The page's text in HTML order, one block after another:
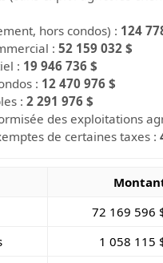
hors condos) : 124
:52 159 032 $
: 19 946 736 $
: 12 470 976 $
:2 291 976 $
des exploitations
de certaines taxes :
72 169 596
1 058 115